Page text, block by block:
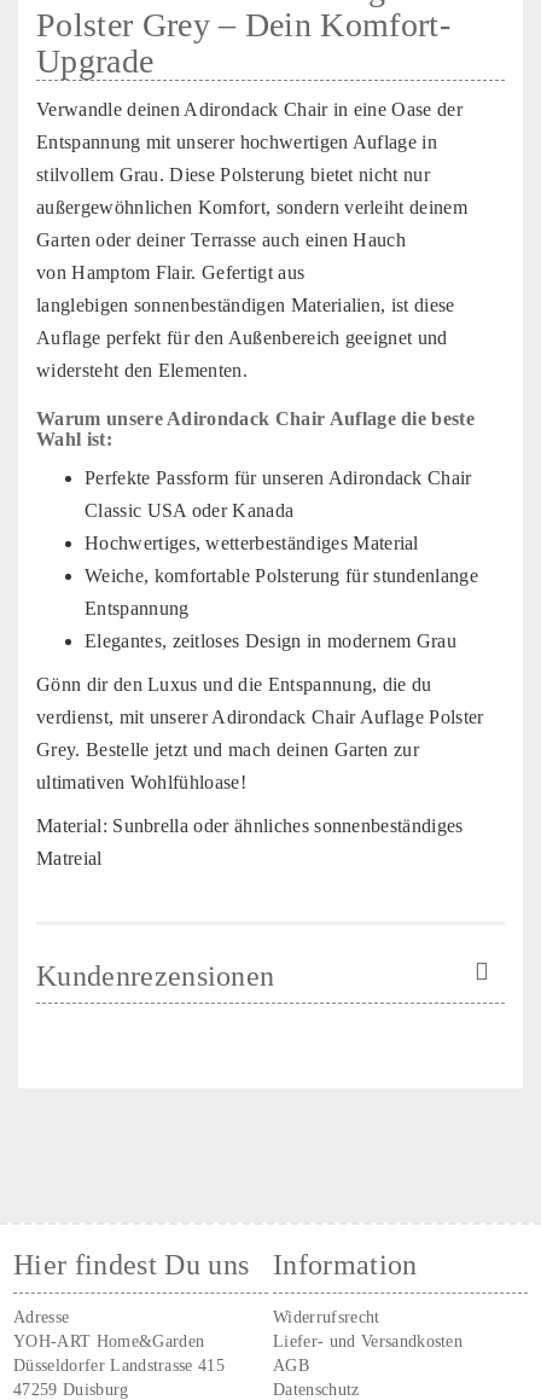
Polster Grey – Dein Komfort-
Upgrade
Verwandle deinen Adirondack Chair in eine Oase der
Entspannung mit unserer hochwertigen Auflage in
stilvollem Grau. Diese Polsterung bietet nicht nur
außergewöhnlichen Komfort, sondern verleiht deinem
Garten oder deiner Terrasse auch einen Hauch
von Hamptom Flair. Gefertigt aus
langlebigen sonnenbeständigen Materialien, ist diese
Auflage perfekt für den Außenbereich geeignet und
widersteht den Elementen.
Warum unsere Adirondack Chair Auflage die beste
Wahl ist:
Perfekte Passform für unseren Adirondack Chair
Classic USA oder Kanada
Hochwertiges, wetterbeständiges Material
Weiche, komfortable Polsterung für stundenlange
Entspannung
Elegantes, zeitloses Design in modernem Grau
Gönn dir den Luxus und die Entspannung, die du
verdienst, mit unserer Adirondack Chair Auflage Polster
Grey. Bestelle jetzt und mach deinen Garten zur
ultimativen Wohlfühloase!
Material: Sunbrella oder ähnliches sonnenbeständiges
Matreial
Kundenrezensionen
Hier findest Du uns
Adresse
YOH-ART Home&Garden
Düsseldorfer Landstrasse 415
47259 Duisburg
Information
Widerrufsrecht
Liefer- und Versandkosten
AGB
Datenschutz